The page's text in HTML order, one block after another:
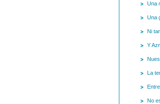
Una
Una
Ni
Y
La
No